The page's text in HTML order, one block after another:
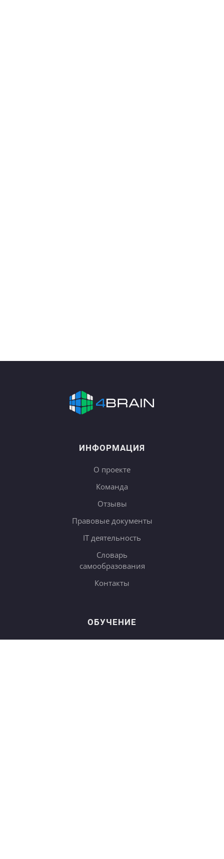
ИНФОРМАЦИЯ
О проекте
Команда
Отзывы
Правовые документы
IT деятельность
Словарь
самообразования
Контакты
ОБУЧЕНИЕ